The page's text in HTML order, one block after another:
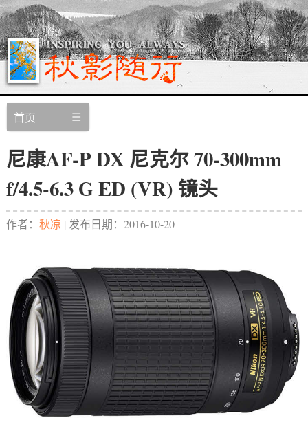
首页
尼康AF-P DX 尼克尔 70-300mm
f/4.5-6.3 G ED (VR) 镜头
作者： 秋凉 | 发布日期： 2016-10-20